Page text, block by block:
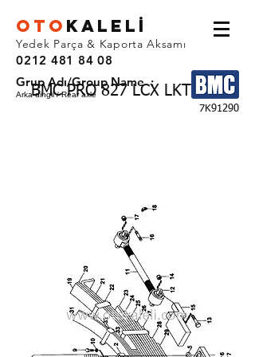
OTO KALEL İ
Yedek Parça & Kaporta Aksamı
0212 481 84 08
BMC PRO 827 LCX LKT YHF
Grup Adı/Group Name :
Arka dingil / Rear axle
7K91290